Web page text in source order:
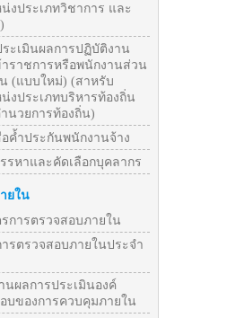
งประเภทวิชาการ และ
ะเมินผลการปฏิบัติงาน
ราชการหรือพนักงานส่วน
(แบบใหม่) (สาหรับ
งประเภทบริหารท้องถิ่น
นวยการท้องถิ่น)
ค้ำประกันพนักงานจ้าง
รหาและคัดเลือกบุคลากร
ยใน
การตรวจสอบภายใน
รตรวจสอบภายในประจำ
นผลการประเมินองค์
บของการควบคุมภายใน